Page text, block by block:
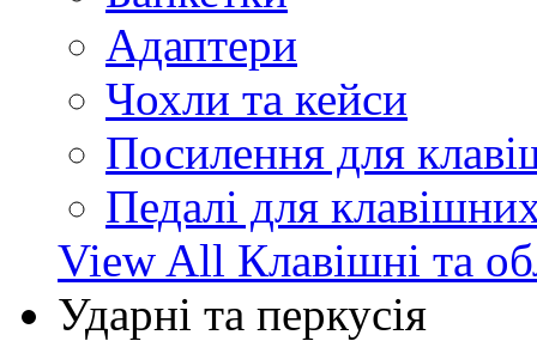
Адаптери
Чохли та кейси
Посилення для
Педалі для
View All Клавішні та
Ударні та перкусія